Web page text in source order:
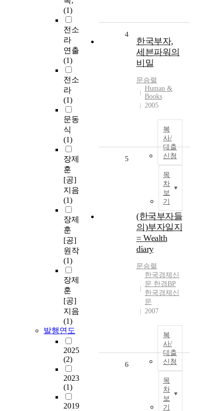
(1)
전소
라
연출
(1)
전소
라
(1)
문동
식
(1)
장제
훈
[공]
지음
(1)
장제
훈
[공]
원작
(1)
장제
훈
[공]
지음
(1)
발행연도
2025
(2)
2023
(1)
2019
4
한국부자,
세븐파워의
비밀
문승렬
Human &
Books
2005
복
사/
대출
신청
목
차
보
기
5
(한국부자들
의)부자일지
= Wealth
diary
문승렬
한국경제신
문 한경BP
한국경제신
문
2007
복
사/
대출
신청
목
차
보
기
6